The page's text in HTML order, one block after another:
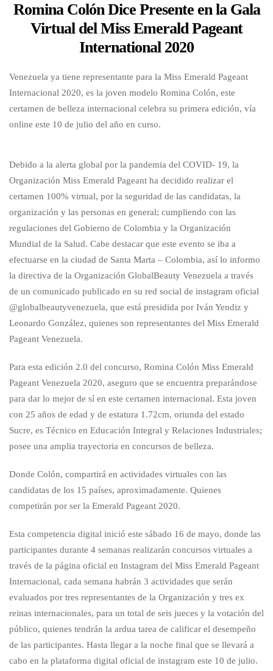
Romina Colón Dice Presente en la Gala
Virtual del Miss Emerald Pageant
International 2020
Venezuela ya tiene representante para la Miss Emerald Pageant
Internacional 2020, es la joven modelo Romina Colón, este
certamen de belleza internacional celebra su primera edición, vía
online este 10 de julio del año en curso.
Debido a la alerta global por la pandemia del COVID- 19, la
Organización Miss Emerald Pageant ha decidido realizar el
certamen 100% virtual, por la seguridad de las candidatas, la
organización y las personas en general; cumpliendo con las
regulaciones del Gobierno de Colombia y la Organización
Mundial de la Salud. Cabe destacar que este evento se iba a
efectuarse en la ciudad de Santa Marta – Colombia, así lo informo
la directiva de la Organización GlobalBeauty Venezuela a través
de un comunicado publicado en su red social de instagram oficial
@globalbeautyvenezuela, que está presidida por Iván Yendiz y
Leonardo González, quienes son representantes del Miss Emerald
Pageant Venezuela.
Para esta edición 2.0 del concurso, Romina Colón Miss Emerald
Pageant Venezuela 2020, aseguro que se encuentra preparándose
para dar lo mejor de sí en este certamen internacional. Esta joven
con 25 años de edad y de estatura 1.72cm, oriunda del estado
Sucre, es Técnico en Educación Integral y Relaciones Industriales;
posee una amplia trayectoria en concursos de belleza.
Donde Colón, compartirá en actividades virtuales con las
candidatas de los 15 países, aproximadamente. Quienes
competirán por ser la Emerald Pageant 2020.
Esta competencia digital inició este sábado 16 de mayo, donde las
participantes durante 4 semanas realizarán concursos virtuales a
través de la página oficial en Instagram del Miss Emerald Pageant
Internacional, cada semana habrán 3 actividades que serán
evaluados por tres representantes de la Organización y tres ex
reinas internacionales, para un total de seis jueces y la votación del
público, quienes tendrán la ardua tarea de calificar el desempeño
de las participantes. Hasta llegar a la noche final que se llevará a
cabo en la plataforma digital oficial de instagram este 10 de julio.